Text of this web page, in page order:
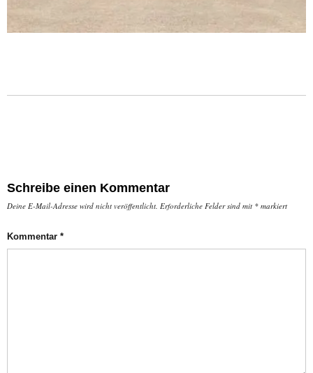
Schreibe einen Kommentar
Deine E-Mail-Adresse wird nicht veröffentlicht. Erforderliche Felder sind mit * markiert
Kommentar *